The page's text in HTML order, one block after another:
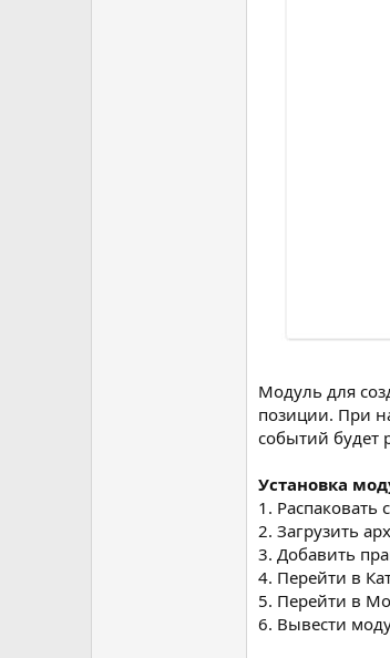
Модуль для
позиции. При
событий будет
Установка
1.
2. Загрузить
3. Добавить
4. Перейти в
5. Перейти в
6. Вывести